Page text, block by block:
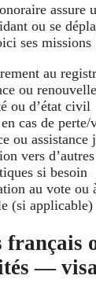
assure
ou se
ses missions
au
ou
ou d’état civil
cas de
ou
vers
si besoin
au vote ou
(si applicable)
français
—